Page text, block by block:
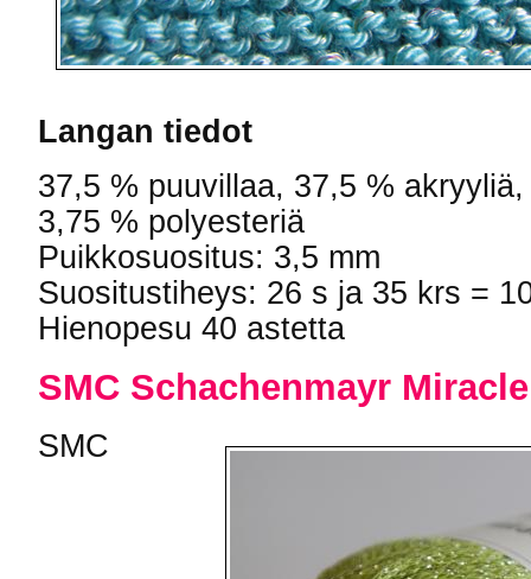
Langan tiedot
37,5 % puuvillaa, 37,5 %
3,75 % polyesteriä
Puikkosuositus: 3,5 mm
Suositustiheys: 26 s ja 35 krs =
Hienopesu 40 astetta
SMC Schachenmayr Miracle
SMC